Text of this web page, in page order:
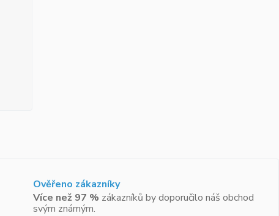
Ověřeno zákazníky
Více než 97 % zákazníků by doporučilo náš obchod
svým známým.